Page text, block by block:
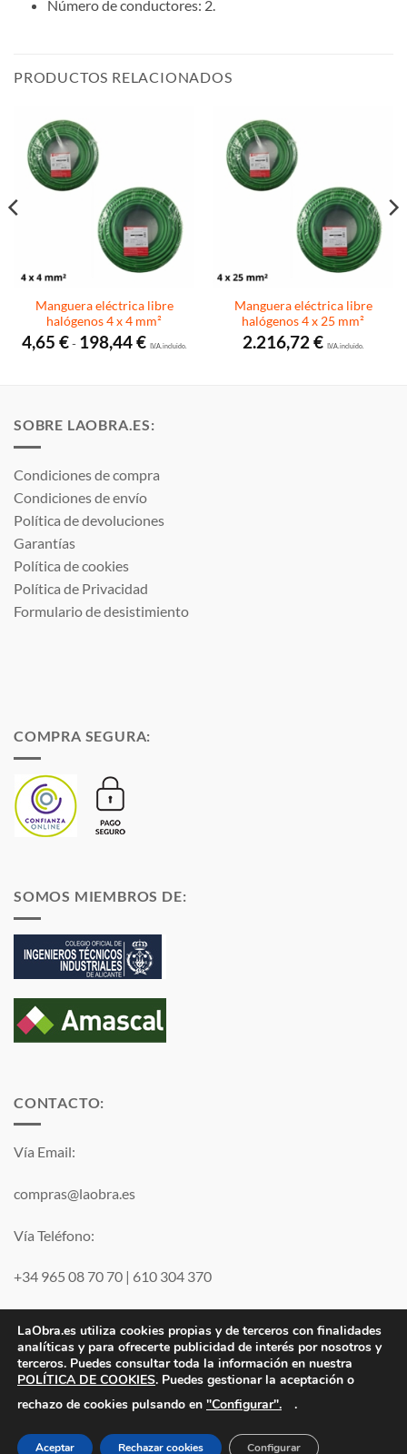
Número de conductores: 2.
PRODUCTOS RELACIONADOS
Manguera eléctrica libre
halógenos 4 x 4 mm²
4,65 €- 198,44€Rango
de
I.V.A. incluido.
Manguera eléctrica libre
halógenos 4 x 25 mm²
2.216,72 € I.V.A. incluido.
SOBRE LAOBRA.ES:
Condiciones de compra
Condiciones de envío
Política de devoluciones
Garantías
Política de cookies
Política de Privacidad
Formulario de desistimiento
COMPRA SEGURA:
SOMOS MIEMBROS DE:
CONTACTO:
Vía Email:
compras@laobra.es
Vía Teléfono:
+34 965 08 70 70 | 610 304 370
Visa PayPal MasterCard
Electro JJ San Juan, S.L. | B53077459 | Inscrita en el Registro
Mercantil de Alicante Tomo 1869. Folio 132 Hoja A-35683.
LaObra.es utiliza cookies propias y de terceros con finalidades
analíticas y para ofrecerte publicidad de interés por nosotros y
terceros. Puedes consultar toda la información en nuestra
POLÍTICA DE COOKIES. Puedes gestionar la aceptación o
rechazo de cookies pulsando en "Configurar". .
Aceptar Rechazar cookies Configurar